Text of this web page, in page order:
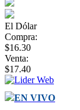
El Dólar
Compra:
$16.30
Venta:
$17.40
EN VIVO